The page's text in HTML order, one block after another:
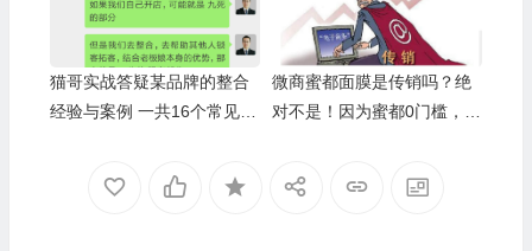
猫哥实战答疑某品牌的整合
经验与案例 一共16个常见问
微商蜜都面膜是传销吗？绝
对不是！因为蜜都0门槛，每